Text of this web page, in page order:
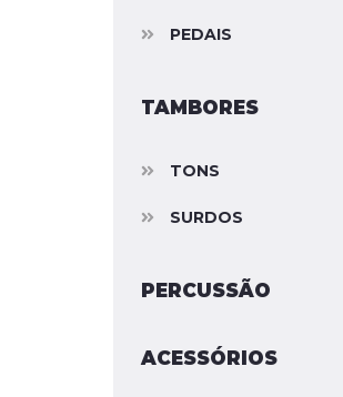
PEDAIS
TAMBORES
TONS
SURDOS
PERCUSSÃO
ACESSÓRIOS